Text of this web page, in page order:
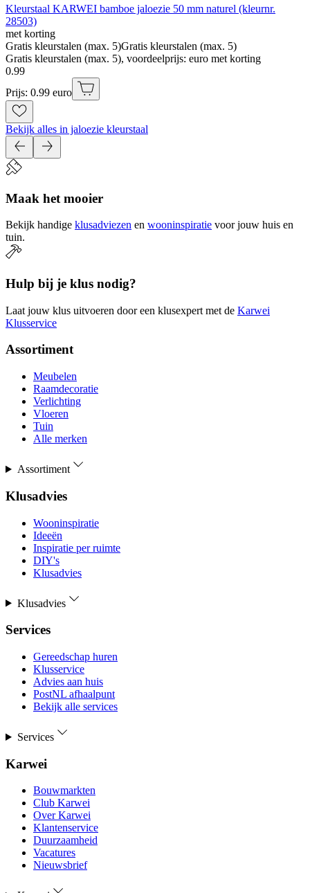
Kleurstaal KARWEI bamboe jaloezie 50 mm naturel (kleurnr.
28503)
met korting
Gratis kleurstalen (max. 5)Gratis kleurstalen (max. 5)
Gratis kleurstalen (max. 5), voordeelprijs: euro met korting
0.99
Prijs: 0.99 euro
Bekijk alles in jaloezie kleurstaal
Maak het mooier
Bekijk handige klusadviezen en wooninspiratie voor jouw huis en
tuin.
Hulp bij je klus nodig?
Laat jouw klus uitvoeren door een klusexpert met de Karwei
Klusservice
Assortiment
Meubelen
Raamdecoratie
Verlichting
Vloeren
Tuin
Alle merken
Assortiment
Klusadvies
Wooninspiratie
Ideeën
Inspiratie per ruimte
DIY's
Klusadvies
Klusadvies
Services
Gereedschap huren
Klusservice
Advies aan huis
PostNL afhaalpunt
Bekijk alle services
Services
Karwei
Bouwmarkten
Club Karwei
Over Karwei
Klantenservice
Duurzaamheid
Vacatures
Nieuwsbrief